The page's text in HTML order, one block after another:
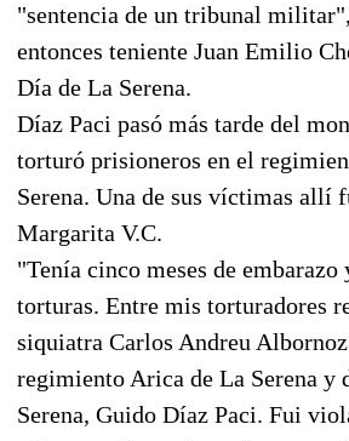
"sentencia de un tribunal
entonces teniente Juan Emilio
Día de La Serena.
Díaz Paci pasó más tarde del
torturó prisioneros en el
Serena. Una de sus víctimas allí
Margarita V.C.
"Tenía cinco meses de embarazo
torturas. Entre mis torturadores
siquiatra Carlos Andreu
regimiento Arica de La Serena y
Serena, Guido Díaz Paci. Fui